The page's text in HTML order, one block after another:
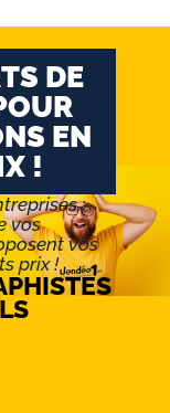
DE
EN
!
:
vos
vos
prix !